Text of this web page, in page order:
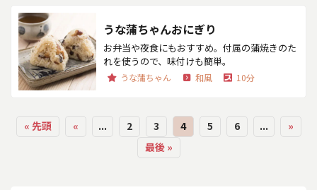
うな蒲ちゃんおにぎり
お弁当や夜食にもおすすめ。付属の蒲焼きのた
れを使うので、味付けも簡単。
うな蒲ちゃん 和風 10分
« 先頭 « ... 2 3 4 5 6 ...
»
最後 »